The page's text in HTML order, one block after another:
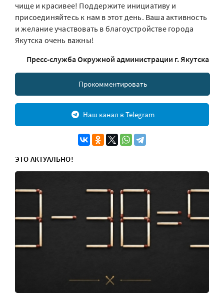
чище и красивее! Поддержите инициативу и
присоединяйтесь к нам в этот день. Ваша активность
и желание участвовать в благоустройстве города
Якутска очень важны!
Пресс-служба Окружной администрации г. Якутска
Прокомментировать
Наш канал в Telegram
ЭТО АКТУАЛЬНО!